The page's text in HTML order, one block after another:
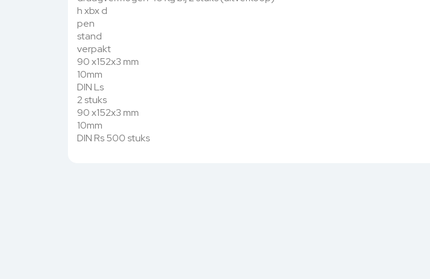
h xbx d
pen
stand
verpakt
90 x152x3 mm
10mm
DIN Ls
2 stuks
90 x152x3 mm
10mm
DIN Rs 500 stuks